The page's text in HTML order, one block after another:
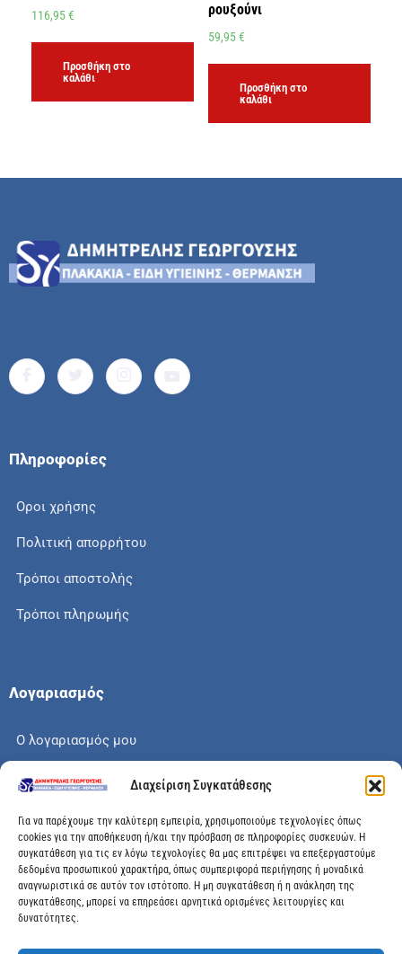
Διαχείριση Συγκατάθεσης
Για να παρέχουμε την καλύτερη εμπειρία, χρησιμοποιούμε τεχνολογίες όπως
cookies για την αποθήκευση ή/και την πρόσβαση σε πληροφορίες συσκευών. Η
συγκατάθεση για τις εν λόγω τεχνολογίες θα μας επιτρέψει να επεξεργαστούμε
δεδομένα προσωπικού χαρακτήρα, όπως συμπεριφορά περιήγησης ή μοναδικά
αναγνωριστικά σε αυτόν τον ιστότοπο. Η μη συγκατάθεση ή η ανάκληση της
συγκατάθεσης, μπορεί να επηρεάσει αρνητικά ορισμένες λειτουργίες και
δυνατότητες.
116,95€
Προσθήκη στο
καλάθι
ρουξούνι
59,95€
Προσθήκη στο
καλάθι
Πληροφορίες
Οροι χρήσης
Πολιτική απορρήτου
Τρόποι αποστολής
Τρόποι πληρωμής
Λογαριασμός
Ο λογαριασμός μου
Το καλάθι μου
Check out
Διεύθυνση
Μεγάλης Χώρας 89, Αγρίνιο, Τ.Κ: 30100